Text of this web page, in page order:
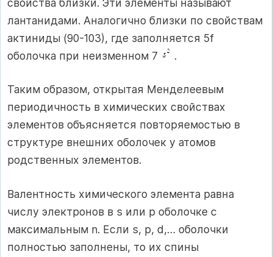
свойства близки. Эти элементы называют
лантанидами. Аналогично близки по свойствам
актиниды (90-103), где заполняется 5f
оболочка при неизменном 7
.
Таким образом, открытая Менделеевым
периодичность в химических свойствах
элементов объясняется повторяемостью в
структуре внешних оболочек у атомов
родственных элементов.
Валентность химического элемента равна
числу электронов в s или р оболочке с
максимальным n. Если s, p, d,… оболочки
полностью заполнены, то их спины